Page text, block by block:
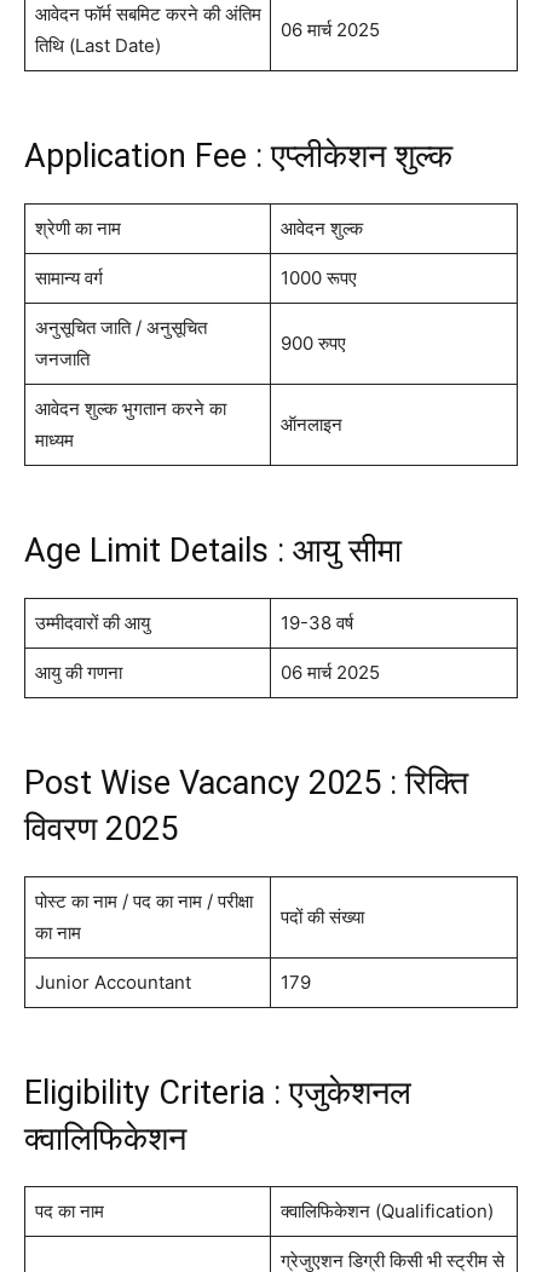
आवेदन फॉर्म सबमिट करने की अंतिम
तिथि (Last Date)
06 मार्च 2025
Application Fee : एप्लीकेशन शुल्क
श्रेणी का नाम आवेदन शुल्क
सामान्य वर्ग 1000 रूपए
अनुसूचित जाति / अनुसूचित
जनजाति
900 रुपए
आवेदन शुल्क भुगतान करने का
माध्यम
ऑनलाइन
Age Limit Details : आयु सीमा
उम्मीदवारों की आयु 19-38 वर्ष
आयु की गणना 06 मार्च 2025
Post Wise Vacancy 2025 : रिक्ति
विवरण 2025
पोस्ट का नाम / पद का नाम / परीक्षा
का नाम
पदों की संख्या
Junior Accountant 179
Eligibility Criteria : एजुकेशनल
क्वालिफिकेशन
पद का नाम क्वालिफिकेशन (Qualification)
ग्रेजुएशन डिग्री किसी भी स्ट्रीम से